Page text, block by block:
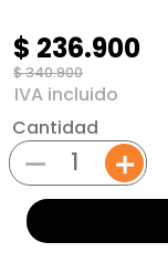
$340.900
$ 236.900
Cantidad
＋
－